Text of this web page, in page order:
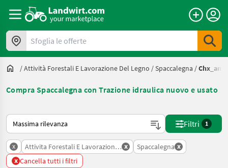
Sfoglia le offerte
/Attività Forestali E Lavorazione Del Legno /Spaccalegna /
Compra Spaccalegna con Trazione idraulica nuovo e usato
Ecco come viene ordinato su Landwirt.com
Filtri 1
x Attivita Forestali E Lavorazione Del Legno
x Spaccalegna x
x Cancella tutti i filtri